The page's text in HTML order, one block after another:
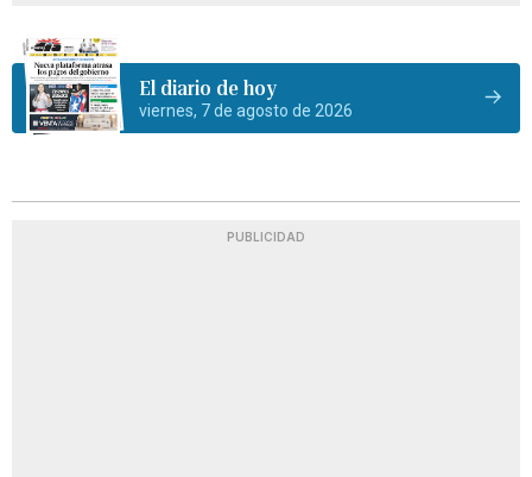
El diario de hoy
viernes, 7 de agosto de 2026
PUBLICIDAD